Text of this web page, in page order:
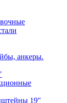
анкеры.
19"